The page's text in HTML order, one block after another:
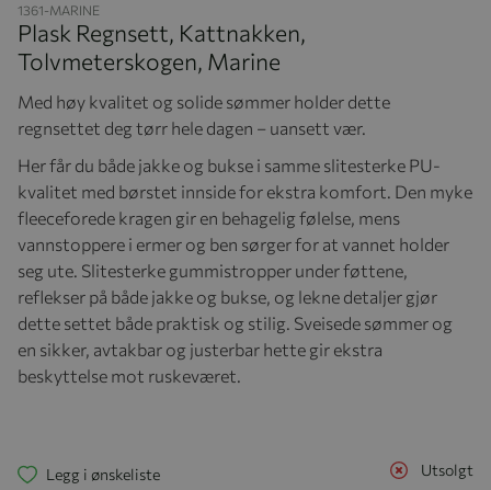
1361-MARINE
Plask Regnsett, Kattnakken,
Tolvmeterskogen, Marine
Med høy kvalitet og solide sømmer holder dette
regnsettet deg tørr hele dagen – uansett vær.
Her får du både jakke og bukse i samme slitesterke PU-
kvalitet med børstet innside for ekstra komfort. Den myke
fleeceforede kragen gir en behagelig følelse, mens
vannstoppere i ermer og ben sørger for at vannet holder
seg ute. Slitesterke gummistropper under føttene,
reflekser på både jakke og bukse, og lekne detaljer gjør
dette settet både praktisk og stilig. Sveisede sømmer og
en sikker, avtakbar og justerbar hette gir ekstra
beskyttelse mot ruskeværet.
Utsolgt
Legg i ønskeliste